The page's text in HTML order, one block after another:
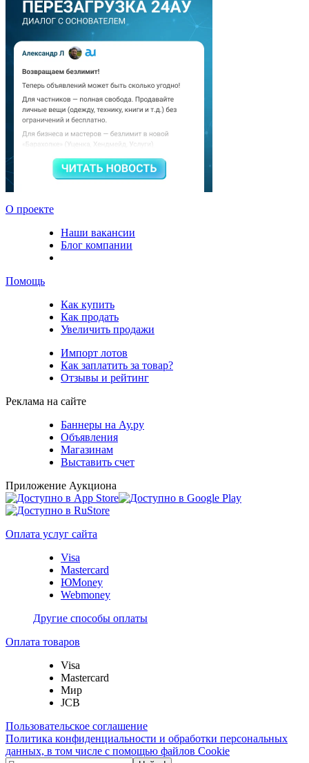
О проекте
Наши вакансии
Блог компании
Помощь
Как купить
Как продать
Увеличить продажи
Импорт лотов
Как заплатить за товар?
Отзывы и рейтинг
Реклама на сайте
Баннеры на Ау.ру
Объявления
Магазинам
Выставить счет
Приложение Аукциона
Оплата услуг сайта
Visa
Mastercard
ЮMoney
Webmoney
Другие способы оплаты
Оплата товаров
Visa
Mastercard
Мир
JCB
Пользовательское соглашение
Политика конфиденциальности и обработки персональных
данных, в том числе с помощью файлов Cookie